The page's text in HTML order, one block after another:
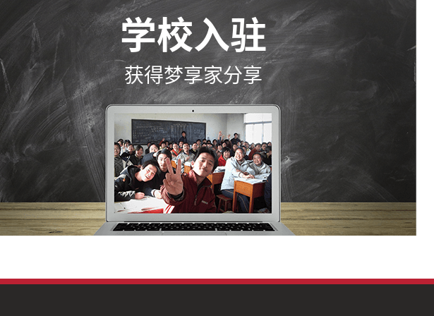
学校入驻
获得梦享家分享